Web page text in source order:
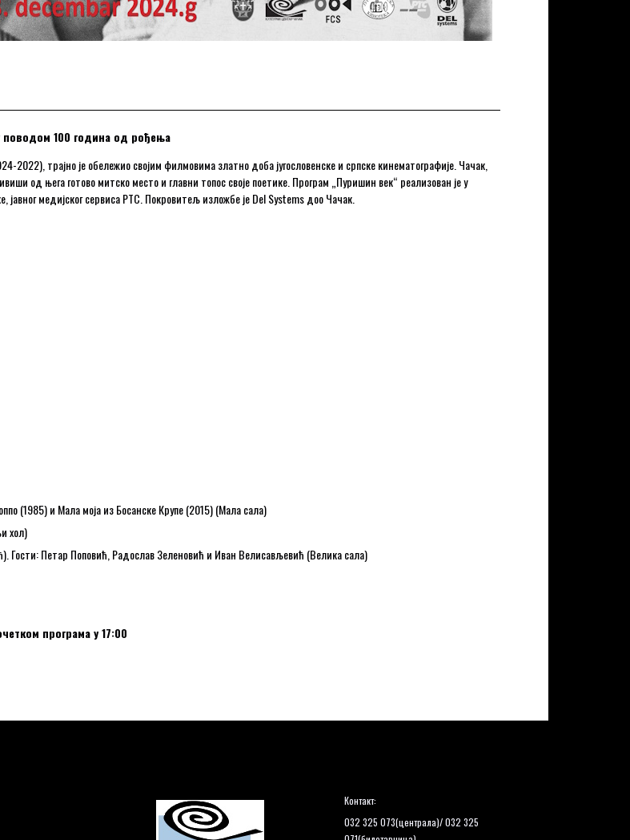
100 година од рођења
трајно је обележио својим филмовима златно доба југословенске и српске кинематографије. Чачак,
од њега готово митско место и главни топос своје поетике. Програм „Пуришин век“ реализован је у
медијског сервиса РТС. Покровитељ изложбе је Del Systems доо Чачак.
(1985) и Мала моја из Босанске Крупе (2015) (Мала сала)
хол)
Петар Поповић, Радослав Зеленовић и Иван Велисављевић (Велика сала)
програма у 17:00
Контакт:
032 325 073(централа)/ 032 325